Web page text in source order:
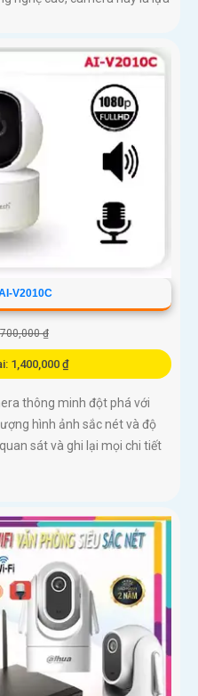
V2010C
₫
1,400,000 ₫
thông minh đột phá với
hình ảnh sắc nét và độ
sát và ghi lại mọi chi tiết